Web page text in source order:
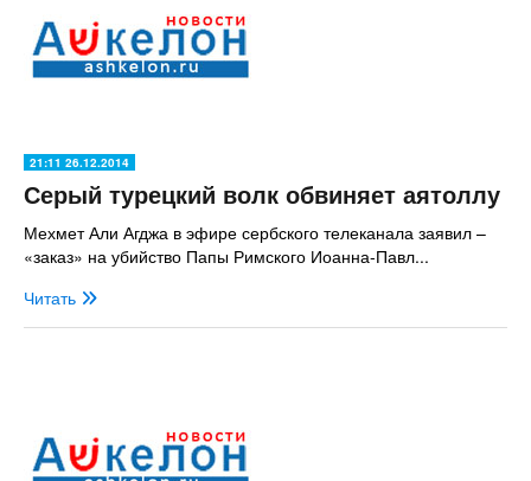
21:11 26.12.2014
Серый турецкий волк обвиняет аятоллу
Мехмет Али Агджа в эфире сербского телеканала заявил –
«заказ» на убийство Папы Римского Иоанна-Павл...
Читать